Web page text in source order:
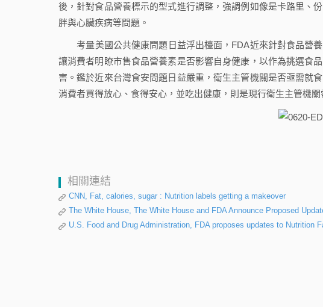
後，針對食品營養標示的型式進行調整，強調例如像是卡路里、
胖與心臟疾病等問題。
考量美國公共健康問題日益浮出檯面，FDA近來針對食品營養
讓消費者明瞭市售食品營養素是否影響自身健康，以作為挑選食
害。鑑於近來台灣食安問題日益嚴重，衛生主管機關是否亟需就
消費者買得放心、食得安心，並吃出健康，則是現行衛生主管機關
相關連結
CNN, Fat, calories, sugar : Nutrition labels getting a makeover
The White House, The White House and FDA Announce Proposed
U.S. Food and Drug Administration, FDA proposes updates to Nutrition